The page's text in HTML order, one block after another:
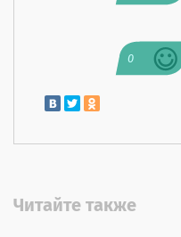
0
Читайте также